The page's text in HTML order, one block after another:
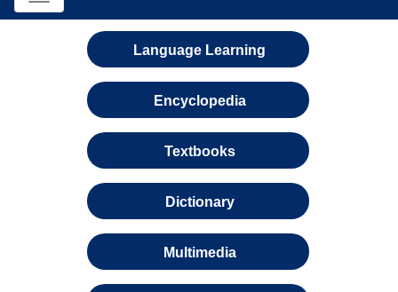
Language Learning
Encyclopedia
Textbooks
Dictionary
Multimedia